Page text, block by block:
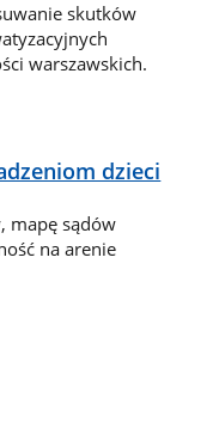
skutków
warszawskich.
dzieci
mapę sądów
na arenie